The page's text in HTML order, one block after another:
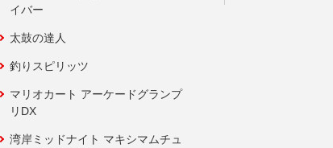
イバー
太鼓の達人
釣りスピリッツ
マリオカート アーケードグランプ
リDX
湾岸ミッドナイト マキシマムチュ